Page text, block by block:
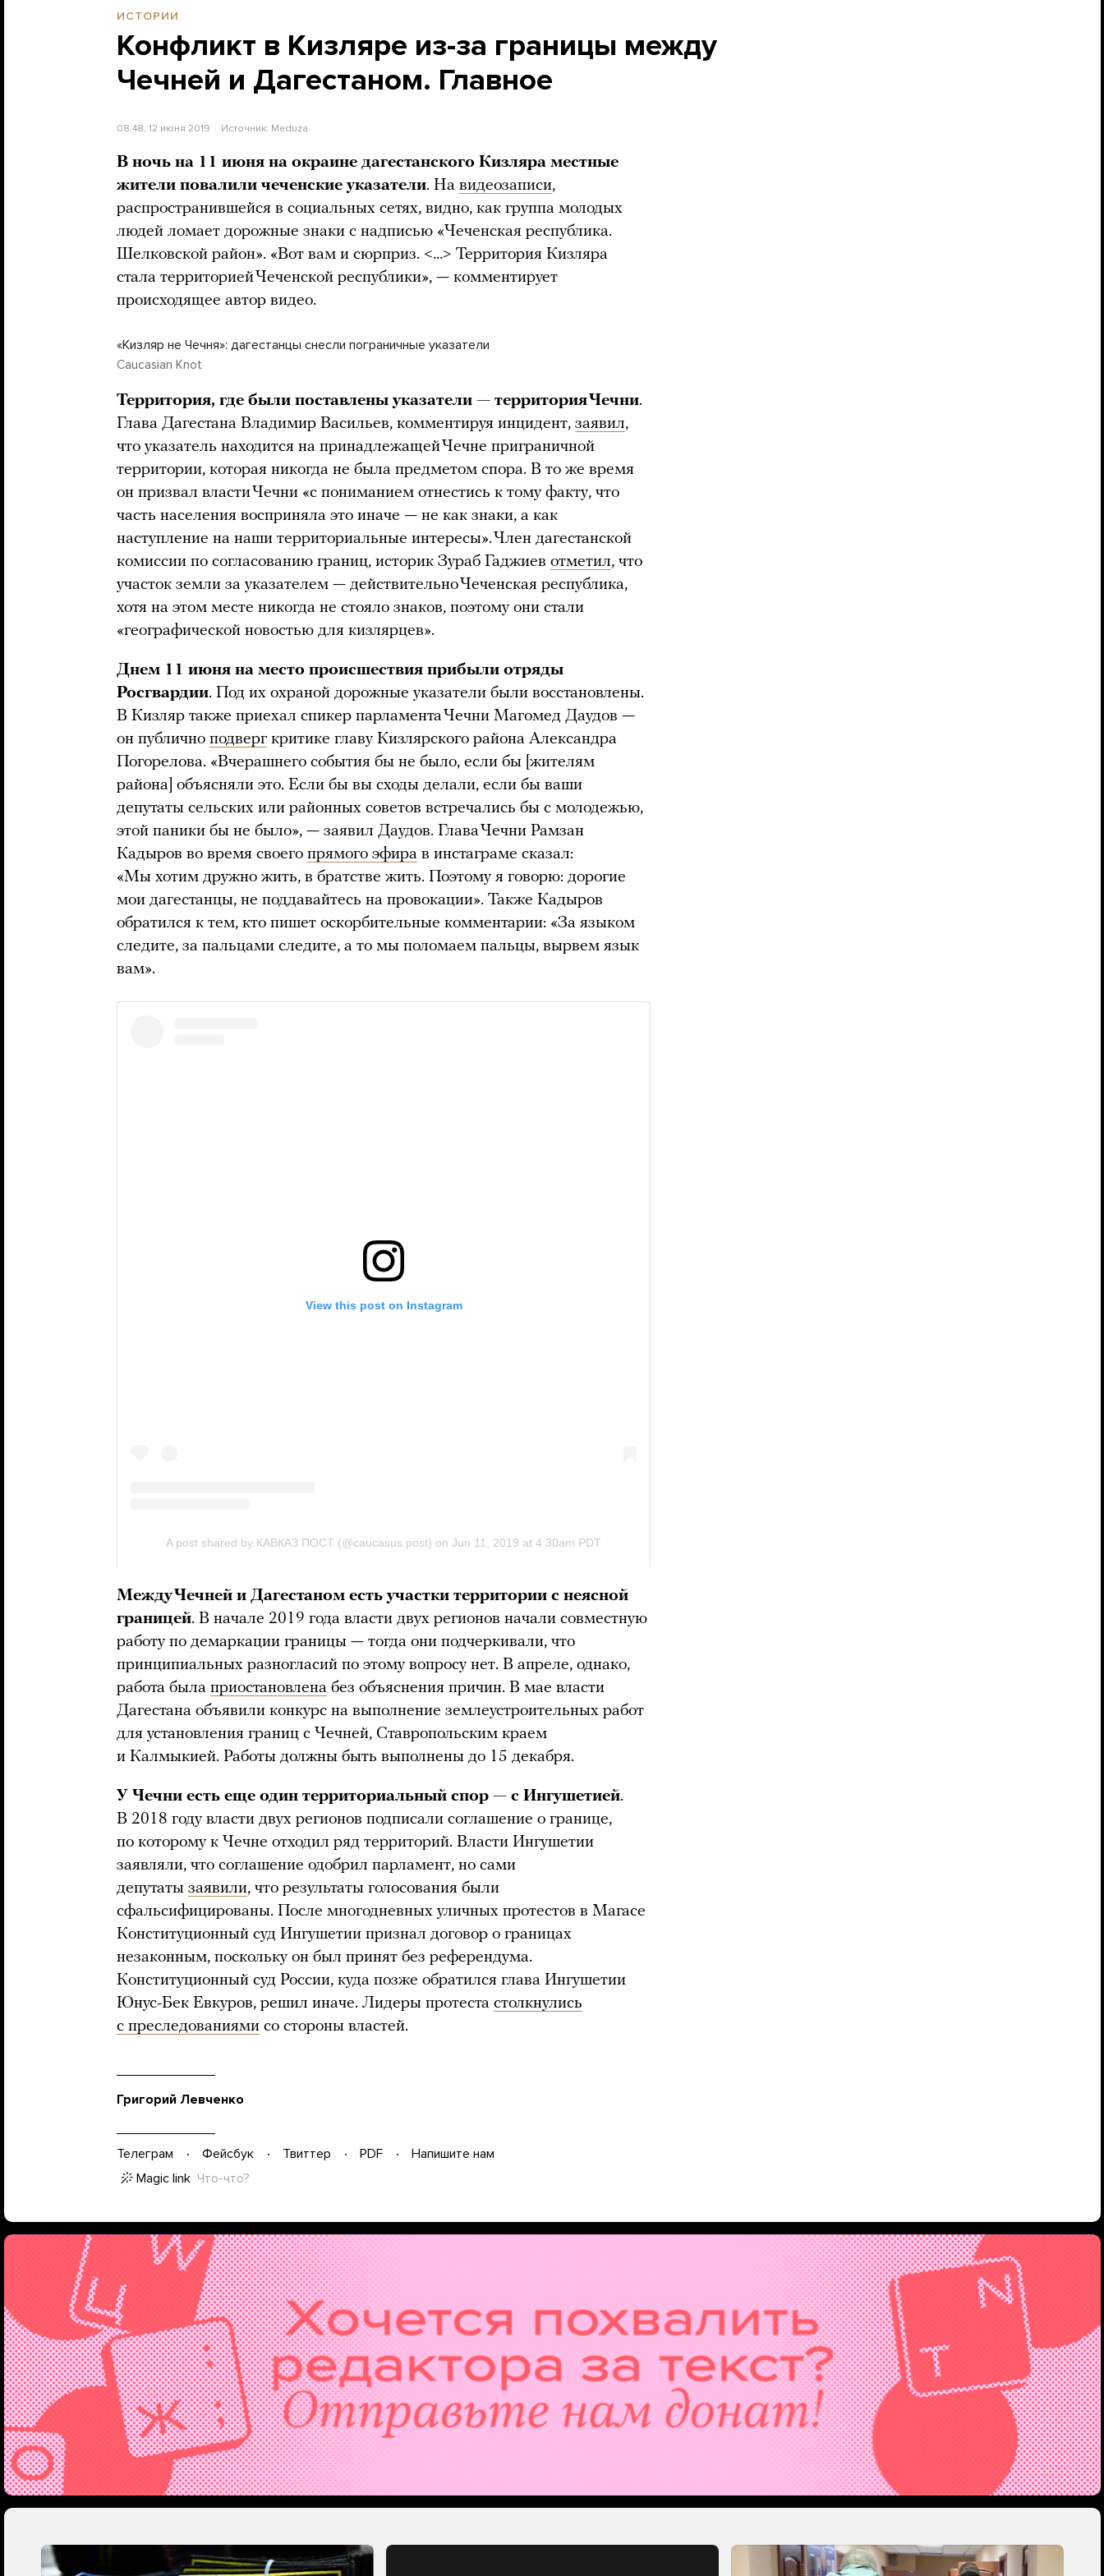
ИСТОРИИ
Конфликт в Кизляре из-за границы между
Чечней и Дагестаном. Главное
08:48, 12 июня 2019 Источник: Meduza
В ночь на 11 июня на окраине дагестанского Кизляра местные
жители повалили чеченские указатели. На видеозаписи,
распространившейся в социальных сетях, видно, как группа молодых
людей ломает дорожные знаки с надписью «Чеченская республика.
Шелковской район». «Вот вам и сюрприз. <…> Территория Кизляра
стала территорией Чеченской республики», — комментирует
происходящее автор видео.
«Кизляр не Чечня»: дагестанцы снесли пограничные указатели
Caucasian Knot
Территория, где были поставлены указатели — территория Чечни.
Глава Дагестана Владимир Васильев, комментируя инцидент, заявил,
что указатель находится на принадлежащей Чечне приграничной
территории, которая никогда не была предметом спора. В то же время
он призвал власти Чечни «с пониманием отнестись к тому факту, что
часть населения восприняла это иначе — не как знаки, а как
наступление на наши территориальные интересы». Член дагестанской
комиссии по согласованию границ, историк Зураб Гаджиев отметил, что
участок земли за указателем — действительно Чеченская республика,
хотя на этом месте никогда не стояло знаков, поэтому они стали
«географической новостью для кизлярцев».
Днем 11 июня на место происшествия прибыли отряды
Росгвардии. Под их охраной дорожные указатели были восстановлены.
В Кизляр также приехал спикер парламента Чечни Магомед Даудов —
он публично подверг критике главу Кизлярского района Александра
Погорелова. «Вчерашнего события бы не было, если бы [жителям
района] объясняли это. Если бы вы сходы делали, если бы ваши
депутаты сельских или районных советов встречались бы с молодежью,
этой паники бы не было», — заявил Даудов. Глава Чечни Рамзан
Кадыров во время своего прямого эфира в инстаграме сказал:
«Мы хотим дружно жить, в братстве жить. Поэтому я говорю: дорогие
мои дагестанцы, не поддавайтесь на провокации». Также Кадыров
обратился к тем, кто пишет оскорбительные комментарии: «За языком
следите, за пальцами следите, а то мы поломаем пальцы, вырвем язык
вам».
Между Чечней и Дагестаном есть участки территории с неясной
границей. В начале 2019 года власти двух регионов начали совместную
работу по демаркации границы — тогда они подчеркивали, что
принципиальных разногласий по этому вопросу нет. В апреле, однако,
работа была приостановлена без объяснения причин. В мае власти
Дагестана объявили конкурс на выполнение землеустроительных работ
для установления границ с Чечней, Ставропольским краем
и Калмыкией. Работы должны быть выполнены до 15 декабря.
У Чечни есть еще один территориальный спор — с Ингушетией.
В 2018 году власти двух регионов подписали соглашение о границе,
по которому к Чечне отходил ряд территорий. Власти Ингушетии
заявляли, что соглашение одобрил парламент, но сами
депутаты заявили, что результаты голосования были
сфальсифицированы. После многодневных уличных протестов в Магасе
Конституционный суд Ингушетии признал договор о границах
незаконным, поскольку он был принят без референдума.
Конституционный суд России, куда позже обратился глава Ингушетии
Юнус-Бек Евкуров, решил иначе. Лидеры протеста столкнулись
с преследованиями со стороны властей.
Григорий Левченко
Телеграм Фейсбук Твиттер PDF
Напишите нам
Magic link Что-что?